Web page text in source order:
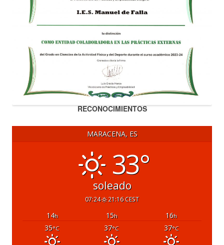
RECONOCIMIENTOS
MARACENA, ES
33°
soleado
07:24 21:16 CEST
14h 15h 16h
35°C 37°C 37°C